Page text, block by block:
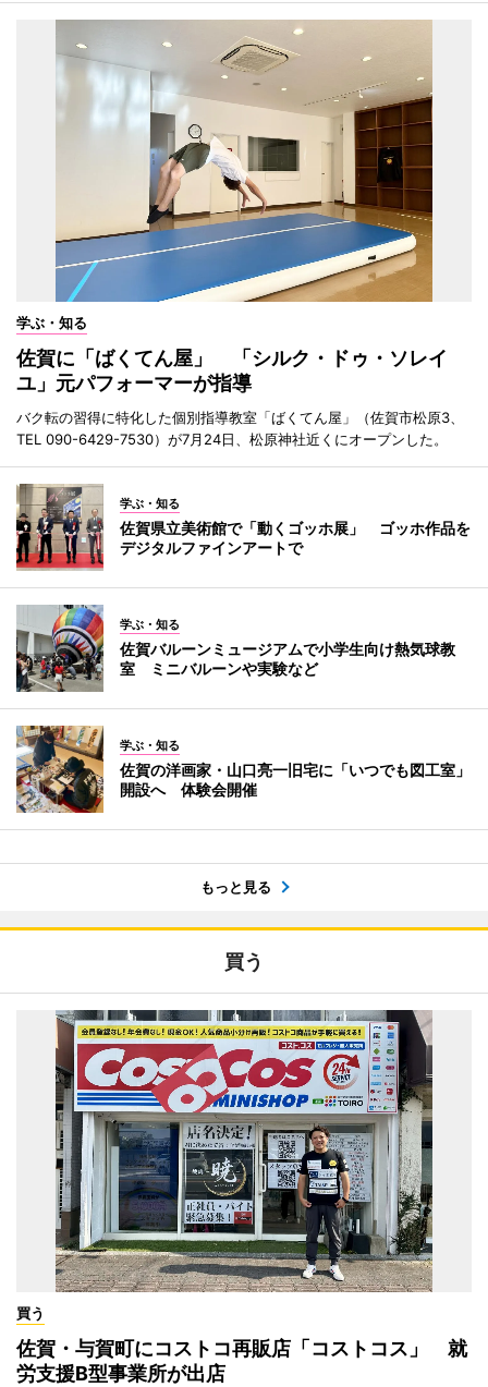
学ぶ・知る
佐賀に「ばくてん屋」 「シルク・ドゥ・ソレイ
ユ」元パフォーマーが指導
バク転の習得に特化した個別指導教室「ばくてん屋」（佐賀市松原3、
TEL 090-6429-7530）が7月24日、松原神社近くにオープンした。
学ぶ・知る
佐賀県立美術館で「動くゴッホ展」 ゴッホ作品を
デジタルファインアートで
学ぶ・知る
佐賀バルーンミュージアムで小学生向け熱気球教
室 ミニバルーンや実験など
学ぶ・知る
佐賀の洋画家・山口亮一旧宅に「いつでも図工室」
開設へ 体験会開催
もっと見る
買う
買う
佐賀・与賀町にコストコ再販店「コストコス」 就
労支援B型事業所が出店